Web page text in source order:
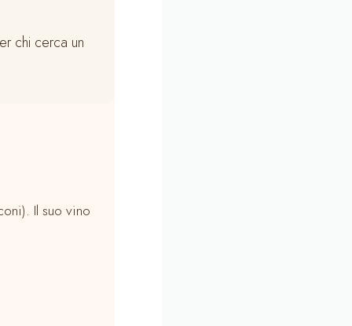
chi cerca un
Il suo vino